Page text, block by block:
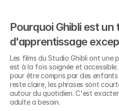
Pourquoi Ghibli est un
d'apprentissage
Les films du Studio Ghibli ont une
est à la fois soignée et
pour être compris par des
reste claire, les phrases sont
autour du quotidien. C'est
adulte a besoin.